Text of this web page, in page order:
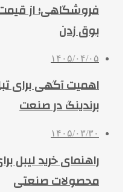
فروشگاهی؛ از
بوق زدن
۱۴۰۵/۰۴/۰۵
اهمیت آگهی برای
برندینگ در صنعت
۱۴۰۵/۰۳/۳۰
راهنمای خرید لیبل
محصولات صنعتی